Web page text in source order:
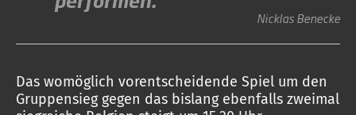
Nicklas Benecke
Das womöglich vorentscheidende Spiel um den
Gruppensieg gegen das bislang ebenfalls zweimal